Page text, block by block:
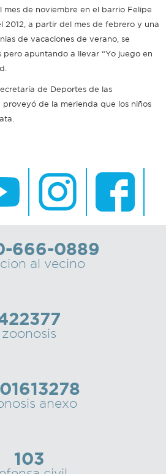
de noviembre en el barrio Felipe
2012, a partir del mes de febrero y una
de vacaciones de verano, se
apuntando a llevar “Yo juego en
de Deportes de las
proveyó de la merienda que los niños
666-0889
al vecino
zoonosis
anexo
103